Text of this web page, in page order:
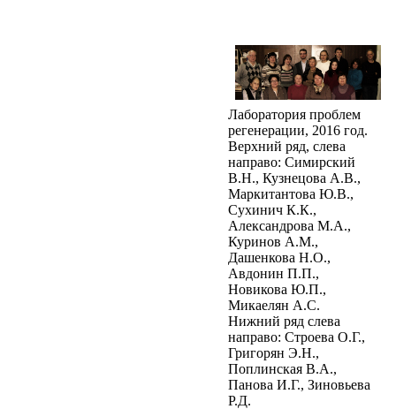
Лаборатория проблем
регенерации, 2016 год.
Верхний ряд, слева
направо: Симирский
В.Н., Кузнецова А.В.,
Маркитантова Ю.В.,
Сухинич К.К.,
Александрова М.А.,
Куринов А.М.,
Дашенкова Н.О.,
Авдонин П.П.,
Новикова Ю.П.,
Микаелян А.С.
Нижний ряд слева
направо: Строева О.Г.,
Григорян Э.Н.,
Поплинская В.А.,
Панова И.Г., Зиновьева
Р.Д.